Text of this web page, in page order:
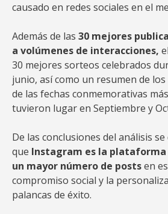
causado en redes sociales en el
Además de las 30 mejores
a volúmenes de interacciones,
30 mejores sorteos celebrados
junio, así como un resumen de
de las fechas conmemorativas
tuvieron lugar en Septiembre y
De las conclusiones del análisis
que Instagram es la plataforma
un mayor número de postsen
compromiso social y la
palancas de éxito.